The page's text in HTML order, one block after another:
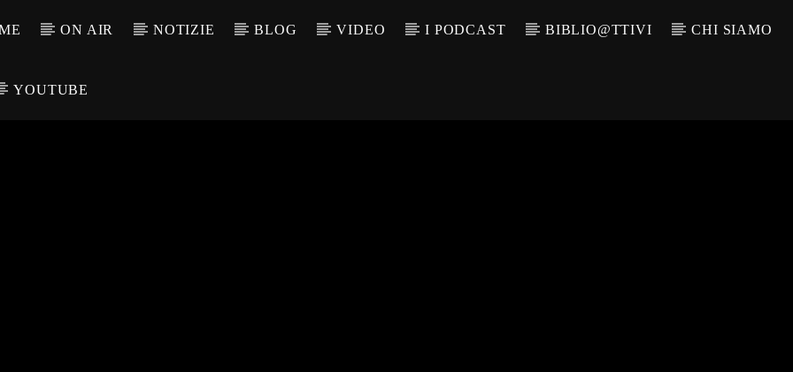
ON AIR NOTIZIE BLOG VIDEO I PODCAST BIBLIO@TTIVI CHI SIAMO
YOUTUBE